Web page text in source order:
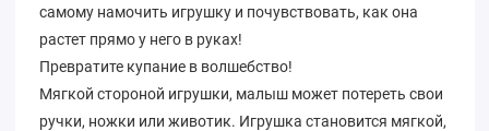
самому намочить игрушку и почувствовать, как она
растет прямо у него в руках!
Превратите купание в волшебство!
Мягкой стороной игрушки, малыш может потереть свои
ручки, ножки или животик. Игрушка становится мягкой,